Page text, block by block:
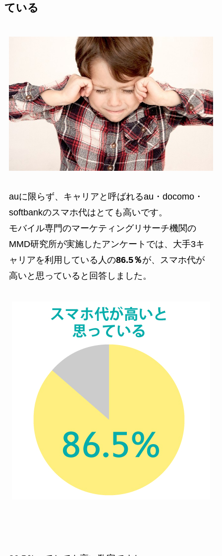
ている
auに限らず、キャリアと呼ばれるau・docomo・
softbankのスマホ代はとても高いです。
モバイル専門のマーケティングリサーチ機関の
MMD研究所が実施したアンケートでは、 大手3キ
ャリアを利用している人の86.5％が、スマホ代が
高いと思っていると回答しました 。